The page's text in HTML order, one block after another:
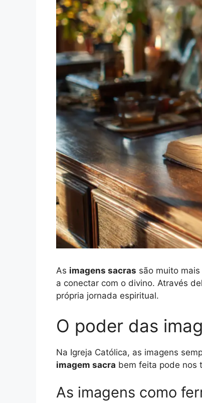
As imagens sacras são muito
a conectar com o divino. Através
própria jornada espiritual.
O poder das
Na Igreja Católica, as imagens
imagem sacra bem feita pode nos
As imagens como